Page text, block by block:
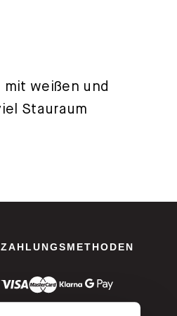
ZAHLUNGSMETHODEN